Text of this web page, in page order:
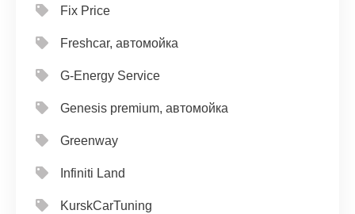
Fix Price
Freshcar, автомойка
G-Energy Service
Genesis premium, автомойка
Greenway
Infiniti Land
KurskCarTuning